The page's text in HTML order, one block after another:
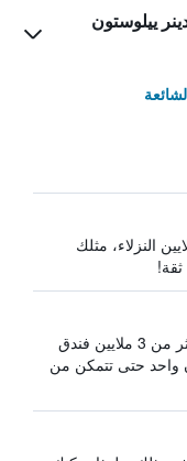
ييلوستون
النزلاء، مثلك
ثقة!
يبحث HotelsCombined في أكثر من 3 ملايين فندق
واحد حتى تتمكن من